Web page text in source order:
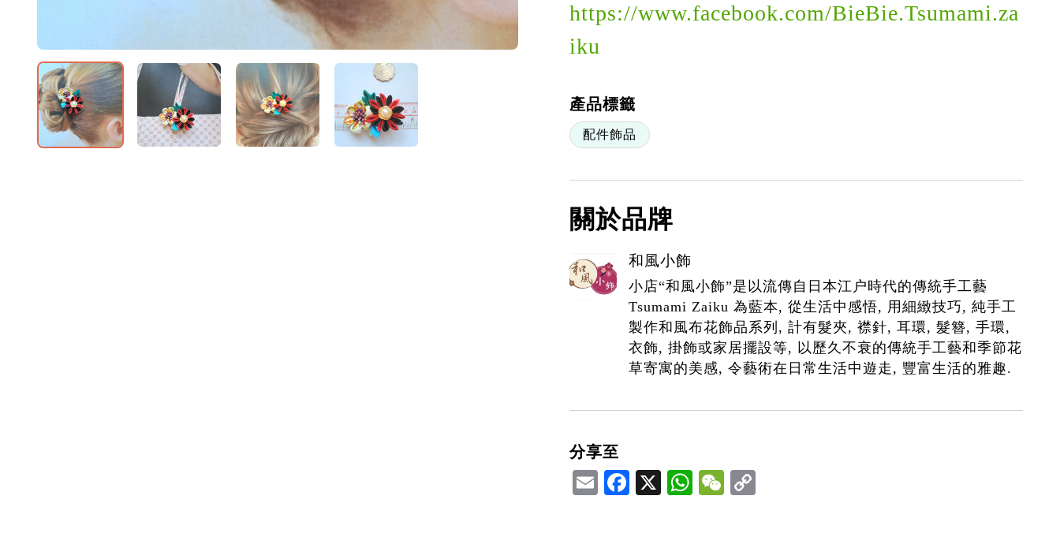
https://www.facebook.com/BieBie.Tsumami.za
iku
產品標籤
配件飾品
關於品牌
和風小飾
小店“和風小飾”是以流傳自日本江户時代的傳統手工藝
Tsumami Zaiku 為藍本, 從生活中感悟, 用細緻技巧, 純手工
製作和風布花飾品系列, 計有髮夾, 襟針, 耳環, 髮簪, 手環,
衣飾, 掛飾或家居擺設等, 以歷久不衰的傳統手工藝和季節花
草寄寓的美感, 令藝術在日常生活中遊走, 豐富生活的雅趣.
分享至
EmailFacebook
X WhatsApp
WeChat